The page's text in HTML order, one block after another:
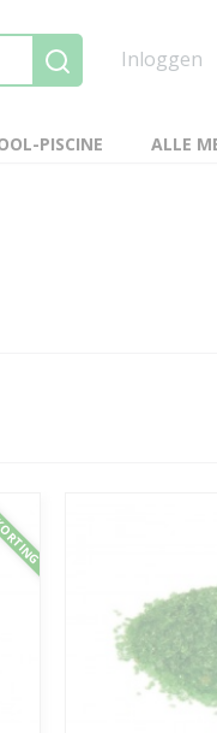
Inloggen
PISCINE ALLE